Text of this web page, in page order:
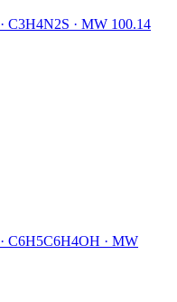
· C3H4N2S · MW 100.14
· C6H5C6H4OH · MW